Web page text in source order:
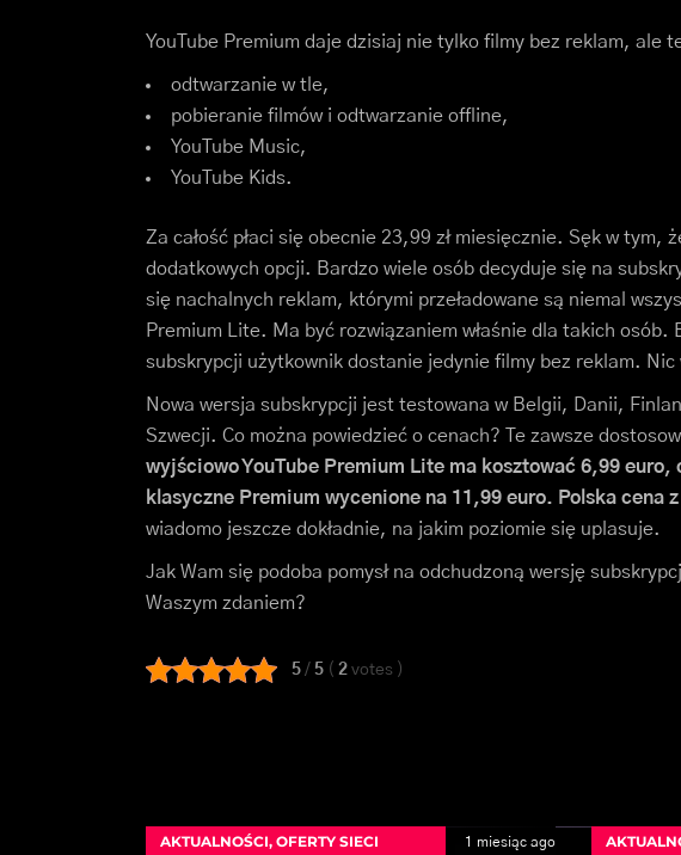
YouTube Premium daje dzisiaj nie tylko filmy bez reklam, ale
odtwarzanie w tle,
pobieranie filmów i odtwarzanie offline,
YouTube Music,
YouTube Kids.
Za całość płaci się obecnie 23,99 zł miesięcznie. Sęk w tym,
dodatkowych opcji. Bardzo wiele osób decyduje się na
się nachalnych reklam, którymi przeładowane są niemal
Premium Lite. Ma być rozwiązaniem właśnie dla takich osób.
subskrypcji użytkownik dostanie jedynie filmy bez reklam. Nic
Nowa wersja subskrypcji jest testowana w Belgii, Danii,
Szwecji. Co można powiedzieć o cenach? Te zawsze
wyjściowo YouTube Premium Lite ma kosztować 6,99 euro,
klasyczne Premium wycenione na 11,99 euro. Polska cena
wiadomo jeszcze dokładnie, na jakim poziomie się uplasuje.
Jak Wam się podoba pomysł na odchudzoną wersję
Waszym zdaniem?
5 / 5 ( 2 votes )
AKTUALNOŚCI, OFERTY SIECI
1 miesiąc ago